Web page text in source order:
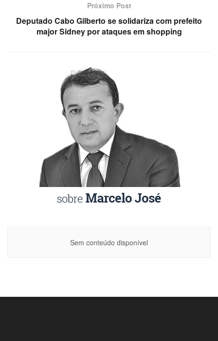
Próximo Post
Deputado Cabo Gilberto se solidariza com prefeito
major Sidney por ataques em shopping
Sem conteúdo disponível